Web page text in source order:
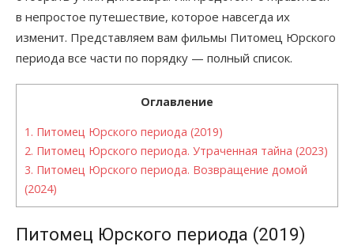
в непростое путешествие, которое навсегда их
изменит. Представляем вам фильмы Питомец Юрского
периода все части по порядку — полный список.
Оглавление
1. Питомец Юрского периода (2019)
2. Питомец Юрского периода. Утраченная тайна (2023)
3. Питомец Юрского периода. Возвращение домой
(2024)
Питомец Юрского периода (2019)